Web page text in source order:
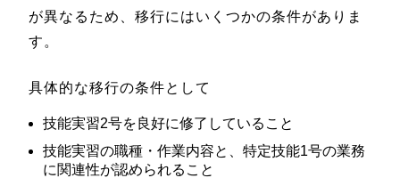
が異なるため、移行にはいくつかの条件がありま
す。
具体的な移行の条件として
技能実習2号を良好に修了していること
技能実習の職種・作業内容と、特定技能1号の業務
に関連性が認められること